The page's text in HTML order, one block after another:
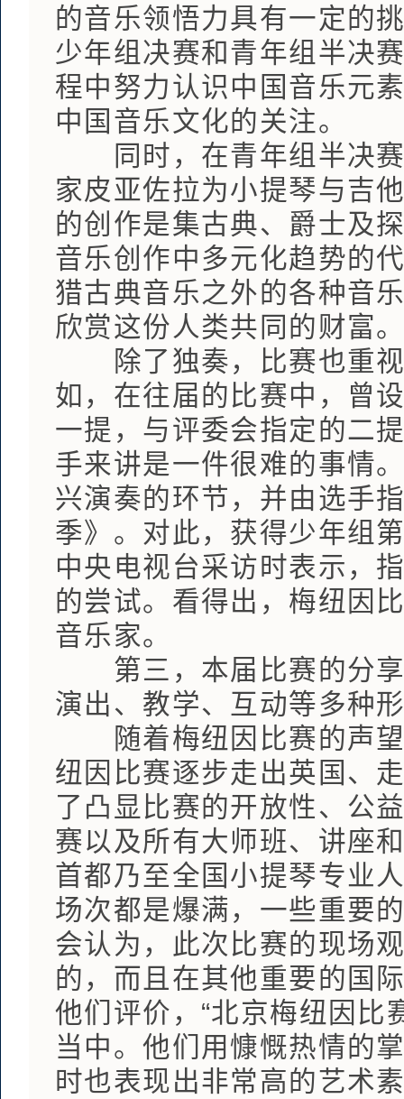
的音乐领悟力具有一定的
少年组决赛和青年组半决
程中努力认识中国音乐元
中国音乐文化的关注。
同时，在青年组半决赛
家皮亚佐拉为小提琴与吉
的创作是集古典、爵士及
音乐创作中多元化趋势的
猎古典音乐之外的各种音
欣赏这份人类共同的财富
除了独奏，比赛也重视
如，在往届的比赛中，曾
一提，与评委会指定的二
手来讲是一件很难的事情
兴演奏的环节，并由选手
季》。对此，获得少年组
中央电视台采访时表示，
的尝试。看得出，梅纽因
音乐家。
第三，本届比赛的分享
演出、教学、互动等多种
随着梅纽因比赛的声望
纽因比赛逐步走出英国、
了凸显比赛的开放性、公
赛以及所有大师班、讲座
首都乃至全国小提琴专业
场次都是爆满，一些重要
会认为，此次比赛的现场
的，而且在其他重要的国
他们评价，“北京梅纽因比
当中。他们用慷慨热情的
时也表现出非常高的艺术